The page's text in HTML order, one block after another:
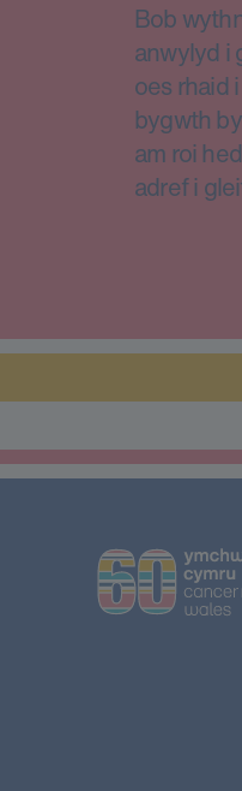
Bob
anwylyd i
oes rhaid
bygwth
am roi
adref i